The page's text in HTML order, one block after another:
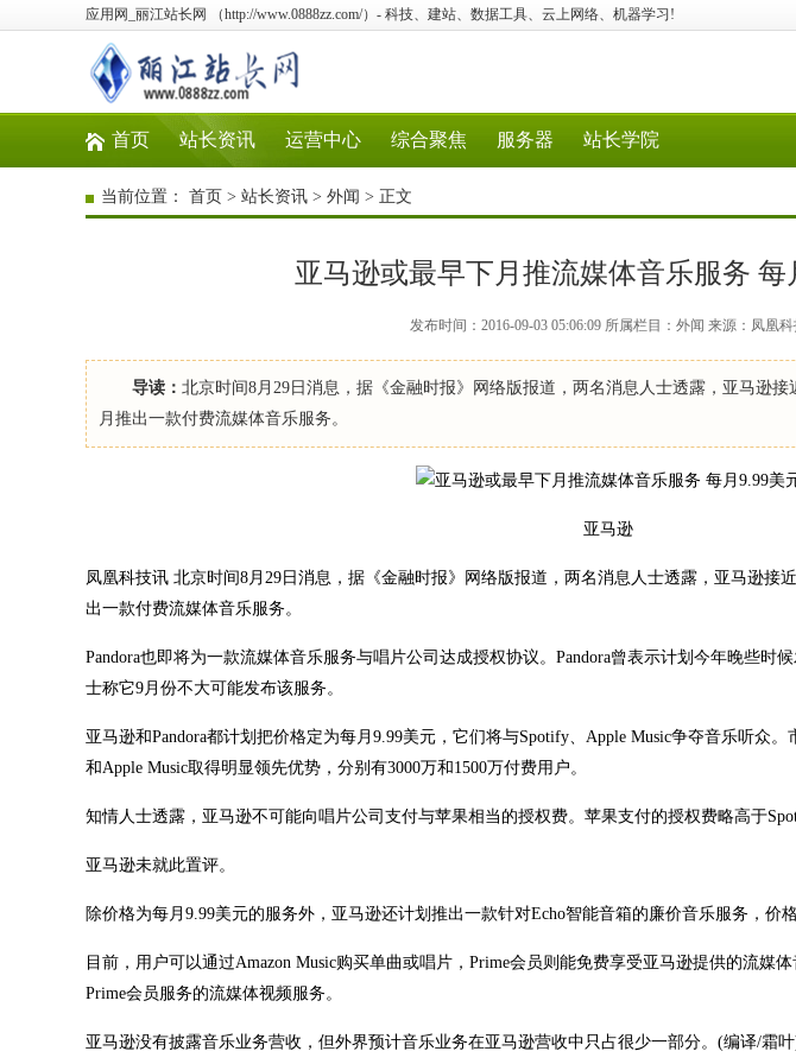
应用网_丽江站长网 （http://www.0888zz.com/）- 科技、建站、数据工具、云上网络、机器学习!
首页 站长资讯 运营中心 综合聚焦 服务器 站长学院
当前位置： 首页 > 站长资讯 > 外闻 > 正文
亚马逊或最早下月推流媒体音乐服务 每
发布时间：2016-09-03 05:06:09 所属栏目：外闻 来源：凤凰科
导读： 北京时间8月29日消息，据《金融时报》网络版报道，两名消息人士透露，亚马逊
月推出一款付费流媒体音乐服务。
亚马逊
凤凰科技讯 北京时间8月29日消息，据《金融时报》网络版报道，两名消息人士透露，亚马逊接
出一款付费流媒体音乐服务。
Pandora也即将为一款流媒体音乐服务与唱片公司达成授权协议。Pandora曾表示计划今年晚些时
士称它9月份不大可能发布该服务。
亚马逊和Pandora都计划把价格定为每月9.99美元，它们将与Spotify、Apple Music争夺音乐听众
和Apple Music取得明显领先优势，分别有3000万和1500万付费用户。
知情人士透露，亚马逊不可能向唱片公司支付与苹果相当的授权费。苹果支付的授权费略高于
亚马逊未就此置评。
除价格为每月9.99美元的服务外，亚马逊还计划推出一款针对Echo智能音箱的廉价音乐服务，价
目前，用户可以通过Amazon Music购买单曲或唱片，Prime会员则能免费享受亚马逊提供的流媒
Prime会员服务的流媒体视频服务。
亚马逊没有披露音乐业务营收，但外界预计音乐业务在亚马逊营收中只占很少一部分。(编译/霜